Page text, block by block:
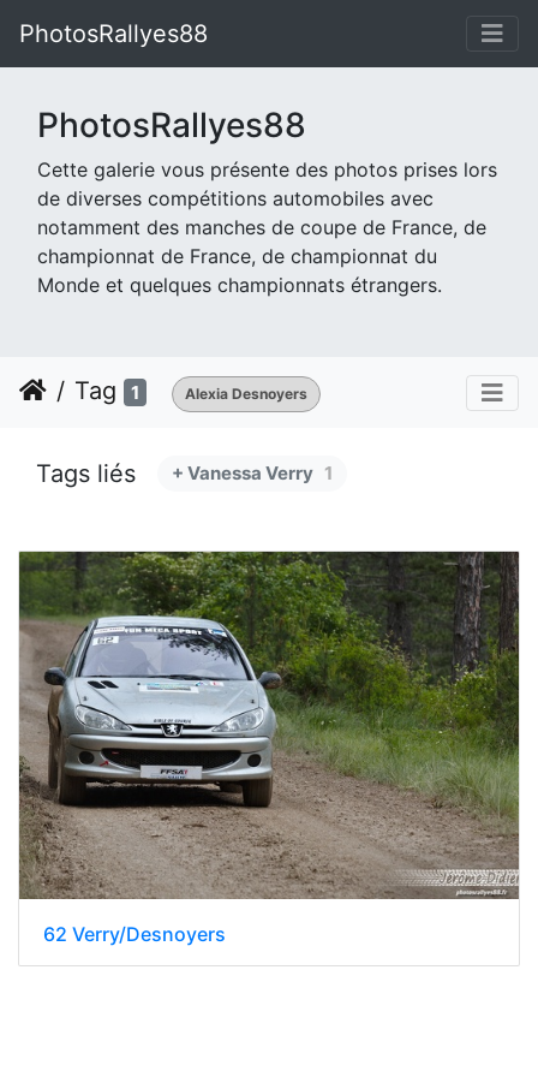
PhotosRallyes88
PhotosRallyes88
Cette galerie vous présente des photos prises lors
de diverses compétitions automobiles avec
notamment des manches de coupe de France, de
championnat de France, de championnat du
Monde et quelques championnats étrangers.
Tag 1 Alexia Desnoyers
Tags liés + Vanessa Verry 1
62 Verry/Desnoyers